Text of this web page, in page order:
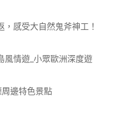
感受大自然鬼斧神工！
風情遊_小眾歐洲深度遊
邊特色景點